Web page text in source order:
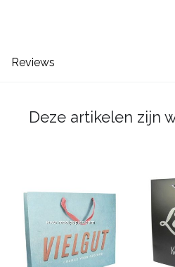
Reviews
Deze artikelen zijn